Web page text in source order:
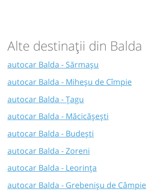
Alte destinații din Balda
autocar Balda - Sărmașu
autocar Balda - Miheșu de Cîmpie
autocar Balda - Țagu
autocar Balda - Măcicășești
autocar Balda - Budești
autocar Balda - Zoreni
autocar Balda - Leorința
autocar Balda - Grebenișu de Câmpie